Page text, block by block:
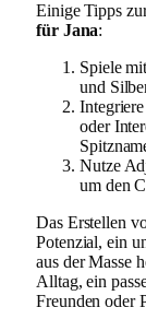
Einige Tipps
für Jana:
Spiele
und
oder
Nutze
um den
Das Erstellen
Potenzial, ein
aus der Masse
Alltag, ein
Freunden oder